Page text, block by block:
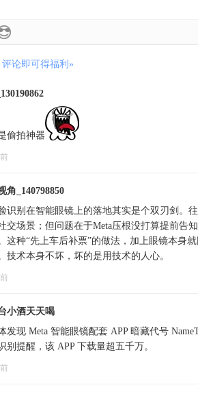
评论即可得福利»
偷拍神器
角_140798850
识别在智能眼镜上的落地其实是个双刃剑。
交场景；但问题在于Meta压根没打算提前告
这种“先上车后补票”的做法，加上眼镜本身
技术本身不坏，坏的是用技术的人心。
小酒天天喝
发现 Meta 智能眼镜配套 APP 暗藏代号
别提醒，该 APP 下载量超五千万。